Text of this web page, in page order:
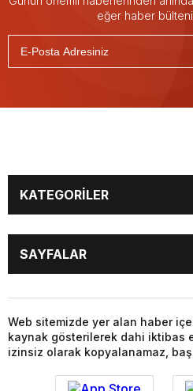
eğer haber
KATEGORİLER
GÜNDEM
SİYASET
SPOR
SAĞLIK
YAŞAM
KÜLTÜR SANAT
SAYFALAR
CANLI SONUÇLAR
FİKSTÜR
FİRMA REHBERİ
HABER GÖNDER
Web sitemizde yer alan haber
kaynak gösterilerek dahi iktibas
izinsiz olarak kopyalanamaz,